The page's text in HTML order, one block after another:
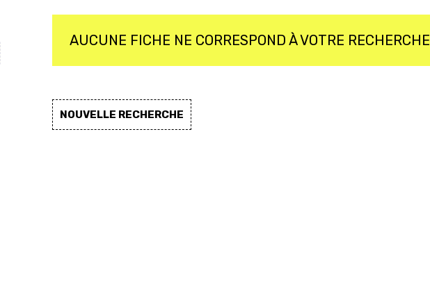
AUCUNE FICHE NE CORRESPOND À VOTRE RECHERCHE
NOUVELLE RECHERCHE